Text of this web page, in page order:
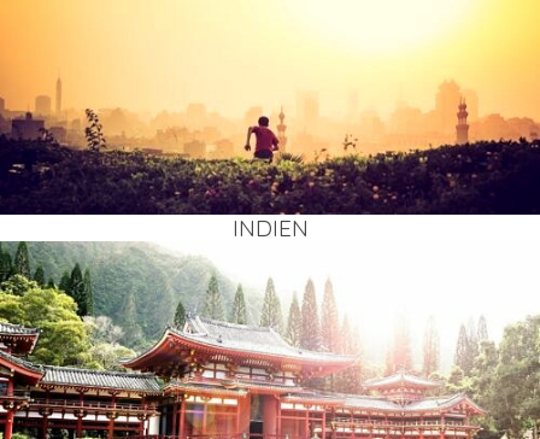
INDI­EN